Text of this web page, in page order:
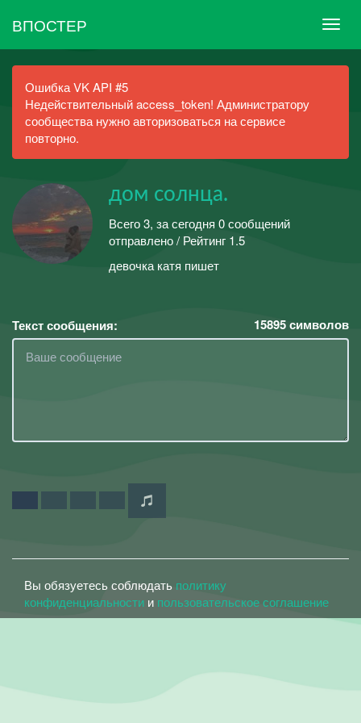
ВПОСТЕР
Ошибка VK API #5
Недействительный access_token! Администратору
сообщества нужно авторизоваться на сервисе
повторно.
дом солнца.
Всего 3, за сегодня 0 сообщений
отправлено / Рейтинг 1.5
девочка катя пишет
Текст сообщения: 15895символов
Вы обязуетесь соблюдать политику
конфиденциальности и пользовательское соглашение